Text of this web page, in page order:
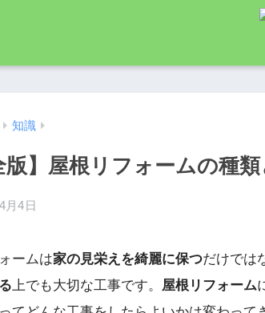
知識
版】屋根リフォームの種
月4日
ームは家の見栄えを綺麗に保つだけでは
上でも大切な工事です。 屋根リフォーム